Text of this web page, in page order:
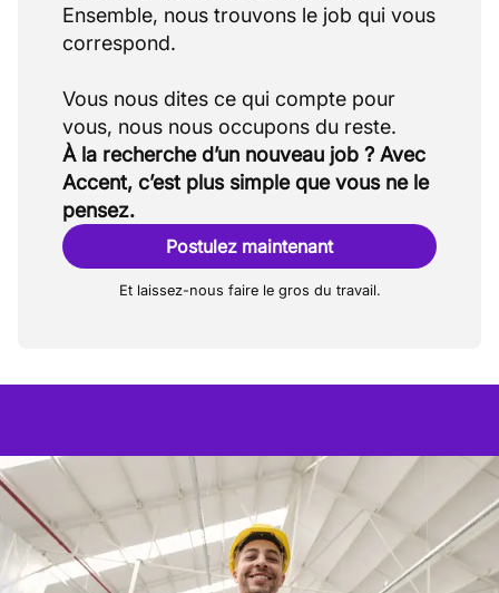
Ensemble, nous trouvons le job qui vous
correspond.
Vous nous dites ce qui compte pour
À la recherche d’un nouveau job ? Avec
Accent, c’est plus simple que vous ne le
pensez.
Postulez maintenant
Et laissez-nous faire le gros du travail.